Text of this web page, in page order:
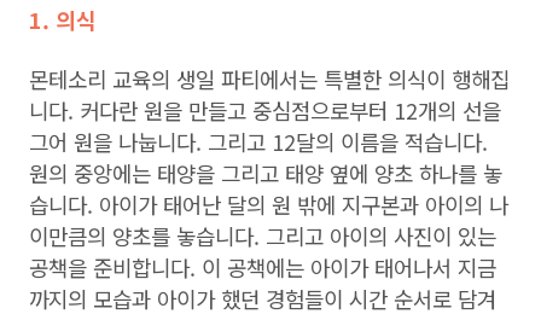
1. 의식
몬테소리 교육의 생일 파티에서는 특별한 의식이 행해집
니다. 커다란 원을 만들고 중심점으로부터 12개의 선을
그어 원을 나눕니다. 그리고 12달의 이름을 적습니다.
원의 중앙에는 태양을 그리고 태양 옆에 양초 하나를 놓
습니다. 아이가 태어난 달의 원 밖에 지구본과 아이의 나
이만큼의 양초를 놓습니다. 그리고 아이의 사진이 있는
공책을 준비합니다. 이 공책에는 아이가 태어나서 지금
까지의 모습과 아이가 했던 경험들이 시간 순서로 담겨